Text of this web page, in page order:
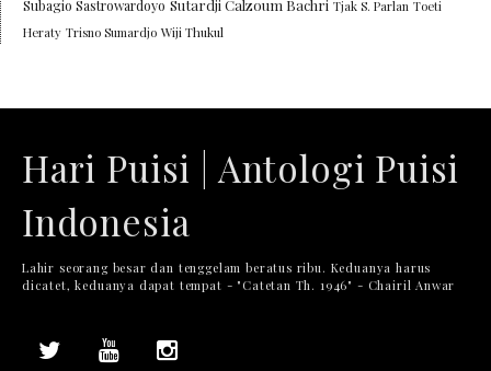
Subagio Sastrowardoyo Sutardji Calzoum Bachri Tjak S. Parlan Toeti
Heraty Trisno Sumardjo Wiji Thukul
Hari Puisi | Antologi Puisi
Indonesia
Lahir seorang besar dan tenggelam beratus ribu. Keduanya harus
dicatet, keduanya dapat tempat - "Catetan Th. 1946" - Chairil Anwar